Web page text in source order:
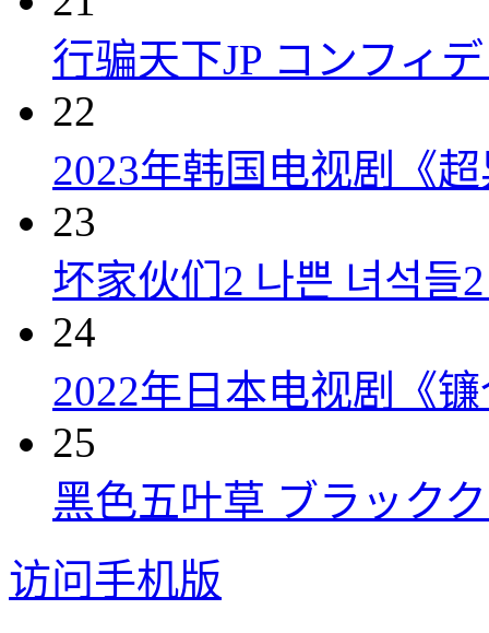
行骗天下JP コンフィ
22
2023年韩国电视剧《
23
坏家伙们2 나쁜 녀석들
24
2022年日本电视剧《
25
黑色五叶草 ブラック
访问手机版